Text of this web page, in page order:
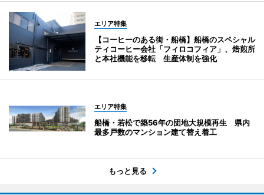
エリア特集
【コーヒーのある街・船橋】船橋のスペシャル
ティコーヒー会社「フィロコフィア」、焙煎所
と本社機能を移転 生産体制を強化
エリア特集
船橋・若松で築56年の団地大規模再生 県内
最多戸数のマンション建て替え着工
もっと見る